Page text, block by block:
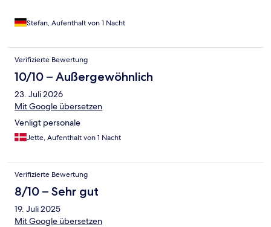
Stefan, Aufenthalt von 1 Nacht
Verifizierte Bewertung
10/10 – Außergewöhnlich
23. Juli 2026
Mit Google übersetzen
Venligt personale
Jette, Aufenthalt von 1 Nacht
Verifizierte Bewertung
8/10 – Sehr gut
19. Juli 2025
Mit Google übersetzen